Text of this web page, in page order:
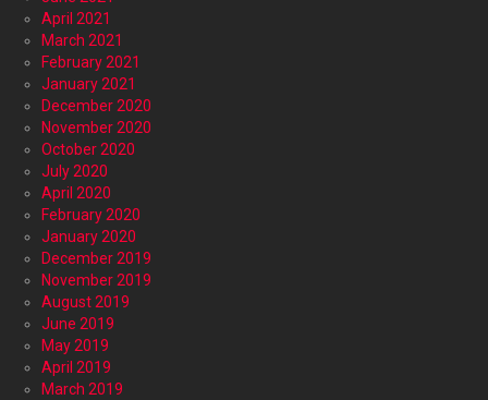
April 2021
March 2021
February 2021
January 2021
December 2020
November 2020
October 2020
July 2020
April 2020
February 2020
January 2020
December 2019
November 2019
August 2019
June 2019
May 2019
April 2019
March 2019